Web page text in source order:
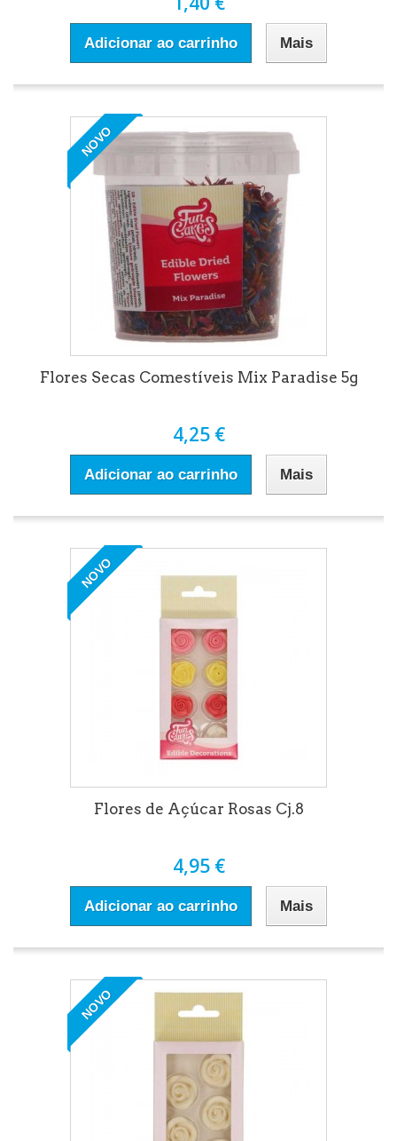
Adicionar ao carrinho Mais
NOVO
Flores Secas Comestíveis Mix Paradise 5g
4,25 €
Adicionar ao carrinho Mais
NOVO
Flores de Açúcar Rosas Cj.8
4,95 €
Adicionar ao carrinho Mais
NOVO